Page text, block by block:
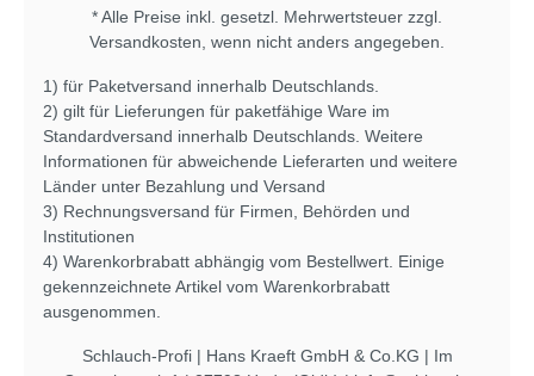
* Alle Preise inkl. gesetzl. Mehrwertsteuer zzgl.
Versandkosten , wenn nicht anders angegeben.
1) für Paketversand innerhalb Deutschlands.
2) gilt für Lieferungen für paketfähige Ware im
Standardversand innerhalb Deutschlands. Weitere
Informationen für abweichende Lieferarten und weitere
Länder unter Bezahlung und Versand
3) Rechnungsversand für Firmen, Behörden und
Institutionen
4) Warenkorbrabatt abhängig vom Bestellwert. Einige
gekennzeichnete Artikel vom Warenkorbrabatt
ausgenommen.
Schlauch-Profi | Hans Kraeft GmbH & Co.KG | Im